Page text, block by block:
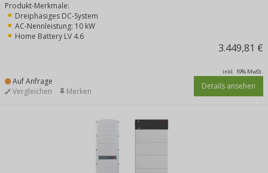
Produkt-Merkmale:
Dreiphasiges DC-System
AC-Nennleistung: 10 kW
Home Battery LV 4.6
3.449,81 €
inkl. 19% MwSt.
Auf Anfrage Details ansehen
Vergleichen Merken